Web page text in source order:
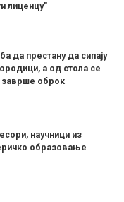
лиценцу”
да престану да сипају
а од стола се
оброк
научници из
образовање